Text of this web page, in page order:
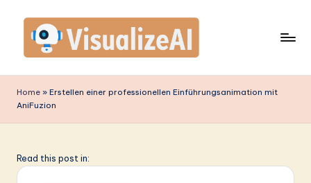
content
is
u
li
Home » Erstellen einer professionellen Einführungsanimation mit
AniFuzion
Read this post in: